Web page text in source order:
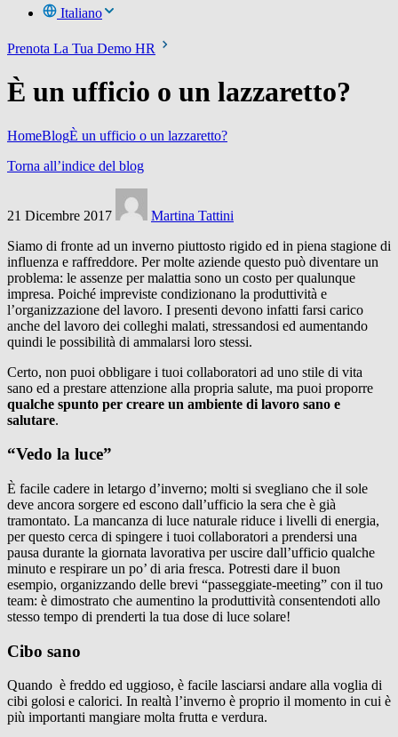
Italiano
Prenota La Tua Demo HR
È un ufficio o un lazzaretto?
HomeBlogÈ un ufficio o un lazzaretto?
Torna all’indice del blog
21 Dicembre 2017
Martina Tattini
Siamo di fronte ad un inverno piuttosto rigido ed in piena stagione di
influenza e raffreddore. Per molte aziende questo può diventare un
problema: le assenze per malattia sono un costo per qualunque
impresa. Poiché impreviste condizionano la produttività e
l’organizzazione del lavoro. I presenti devono infatti farsi carico
anche del lavoro dei colleghi malati, stressandosi ed aumentando
quindi le possibilità di ammalarsi loro stessi.
Certo, non puoi obbligare i tuoi collaboratori ad uno stile di vita
sano ed a prestare attenzione alla propria salute, ma puoi proporre
qualche spunto per creare un ambiente di lavoro sano e
salutare.
“Vedo la luce”
È facile cadere in letargo d’inverno; molti si svegliano che il sole
deve ancora sorgere ed escono dall’ufficio la sera che è già
tramontato. La mancanza di luce naturale riduce i livelli di energia,
per questo cerca di spingere i tuoi collaboratori a prendersi una
pausa durante la giornata lavorativa per uscire dall’ufficio qualche
minuto e respirare un po’ di aria fresca. Potresti dare il buon
esempio, organizzando delle brevi “passeggiate-meeting” con il tuo
team: è dimostrato che aumentino la produttività consentendoti allo
stesso tempo di prenderti la tua dose di luce solare!
Cibo sano
Quando è freddo ed uggioso, è facile lasciarsi andare alla voglia di
cibi golosi e calorici. In realtà l’inverno è proprio il momento in cui è
più importanti mangiare molta frutta e verdura.